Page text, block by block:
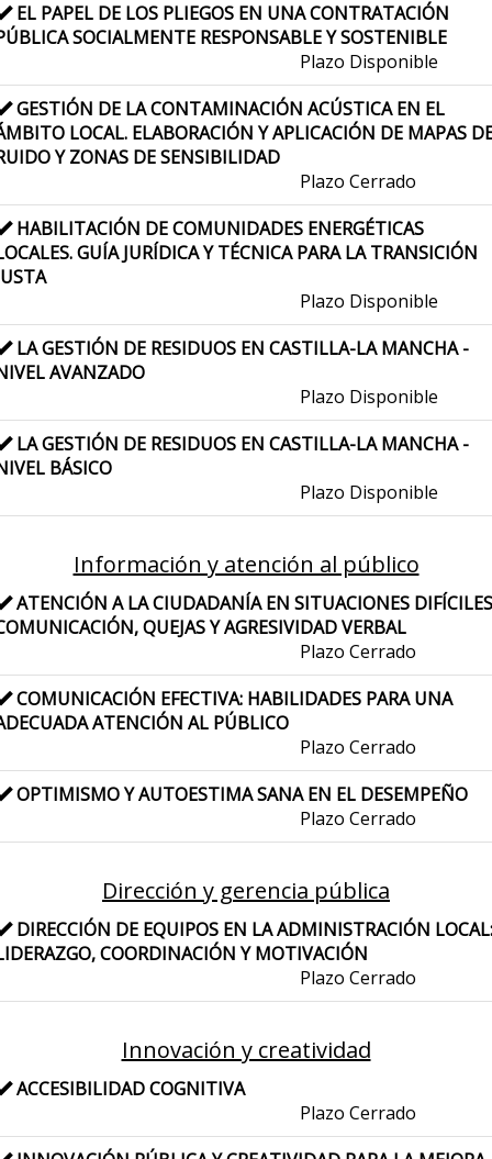
EL PAPEL DE LOS PLIEGOS EN UNA CONTRATACIÓN
SOCIALMENTE RESPONSABLE Y SOSTENIBLE
Plazo Disponible
GESTIÓN DE LA CONTAMINACIÓN ACÚSTICA EN EL
LOCAL. ELABORACIÓN Y APLICACIÓN DE MAPAS
Y ZONAS DE SENSIBILIDAD
Plazo Cerrado
HABILITACIÓN DE COMUNIDADES ENERGÉTICAS
GUÍA JURÍDICA Y TÉCNICA PARA LA TRANSICIÓN
Plazo Disponible
LA GESTIÓN DE RESIDUOS EN CASTILLA-LA MANCHA -
AVANZADO
Plazo Disponible
LA GESTIÓN DE RESIDUOS EN CASTILLA-LA MANCHA -
BÁSICO
Plazo Disponible
Información y atención al público
ATENCIÓN A LA CIUDADANÍA EN SITUACIONES
QUEJAS Y AGRESIVIDAD VERBAL
Plazo Cerrado
COMUNICACIÓN EFECTIVA: HABILIDADES PARA UNA
ATENCIÓN AL PÚBLICO
Plazo Cerrado
OPTIMISMO Y AUTOESTIMA SANA EN EL DESEMPEÑO
Plazo Cerrado
Dirección y gerencia pública
DIRECCIÓN DE EQUIPOS EN LA ADMINISTRACIÓN LOCAL:
COORDINACIÓN Y MOTIVACIÓN
Plazo Cerrado
Innovación y creatividad
ACCESIBILIDAD COGNITIVA
Plazo Cerrado